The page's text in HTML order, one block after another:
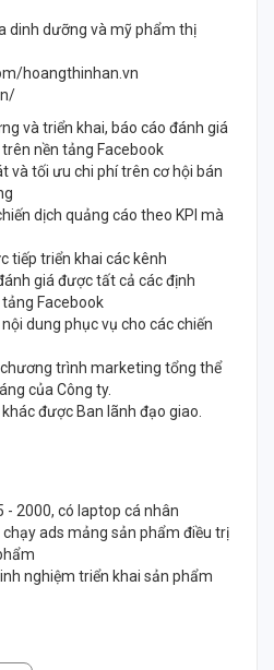
dinh dưỡng và mỹ phẩm thị
hoangthinhan.vn
và triển khai, báo cáo đánh giá
nền tảng Facebook
và tối ưu chi phí trên cơ hội bán
dịch quảng cáo theo KPI mà
tiếp triển khai các kênh
giá được tất cả các định
Facebook
dung phục vụ cho các chiến
trình marketing tổng thể
của Công ty.
được Ban lãnh đạo giao.
- 2000, có laptop cá nhân
ads mảng sản phẩm điều trị
nghiệm triển khai sản phẩm